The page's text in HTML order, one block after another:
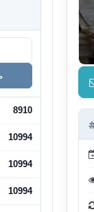
8910
10994
10994
10994